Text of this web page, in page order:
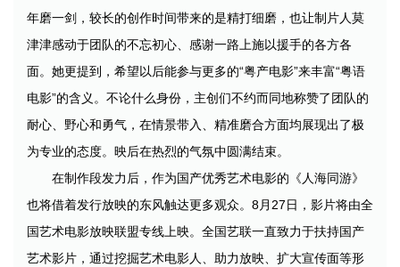
年磨一剑，较长的创作时间带来的是精打细磨，也让制片人莫
津津感动于团队的不忘初心、感谢一路上施以援手的各方各
面。她更提到，希望以后能参与更多的“粤产电影”来丰富“粤语
电影”的含义。不论什么身份，主创们不约而同地称赞了团队的
耐心、野心和勇气，在情景带入、精准磨合方面均展现出了极
为专业的态度。映后在热烈的气氛中圆满结束。
在制作段发力后，作为国产优秀艺术电影的《人海同游》
也将借着发行放映的东风触达更多观众。8月27日，影片将由全
国艺术电影放映联盟专线上映。全国艺联一直致力于扶持国产
艺术影片，通过挖掘艺术电影人、助力放映、扩大宣传面等形